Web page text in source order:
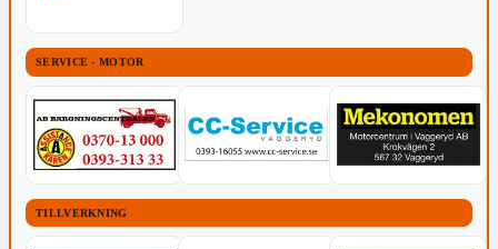
SERVICE - MOTOR
TILLVERKNING